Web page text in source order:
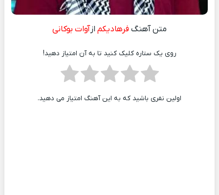
متن آهنگ فرهادیکم ازآوات بوکانی
روی یک ستاره کلیک کنید تا به آن امتیاز دهید!
اولین نفری باشید که به این آهنگ امتیاز می دهید.